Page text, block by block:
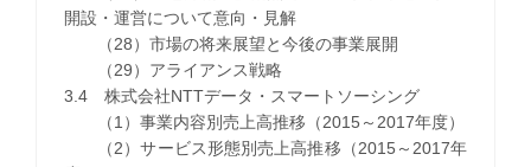
開設・運営について意向・見解
（28）市場の将来展望と今後の事業展開
（29）アライアンス戦略
3.4 株式会社NTTデータ・スマートソーシング
（1）事業内容別売上高推移（2015～2017年度）
（2）サービス形態別売上高推移（2015～2017年